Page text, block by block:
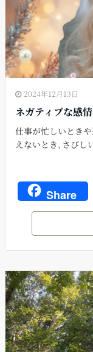
2024年12月13日
ネガティブな感
仕事が忙しいとき
えないとき､さびし
Share